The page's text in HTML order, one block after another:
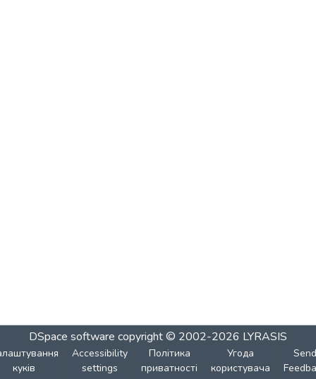
DSpace software copyright © 2002-2026 LYRASIS
куків
Accessibility
settings
Політика
приватності
Угода
користувача
Send